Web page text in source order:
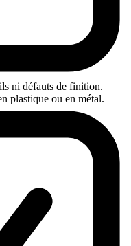
ni défauts de finition.
plastique ou en métal.